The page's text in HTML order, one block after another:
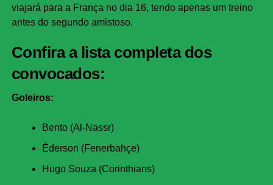
viajará para a França no dia 16, tendo apenas um treino
antes do segundo amistoso.
Confira a lista completa dos
convocados:
Goleiros:
Bento (Al-Nassr)
Éderson (Fenerbahçe)
Hugo Souza (Corinthians)